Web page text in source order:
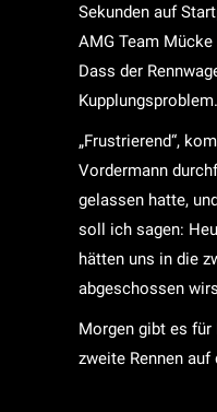
Sekunden auf
AMG Team
Dass der
Kupplungsproblem.
„Frustrierend“,
Vordermann
gelassen hatte,
soll ich sagen:
hätten uns in die
abgeschossen
Morgen gibt es für
zweite Rennen